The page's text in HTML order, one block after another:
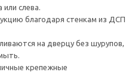
слева.
благодаря стенкам из ДСП
на дверцу без шурупов,
крепежные